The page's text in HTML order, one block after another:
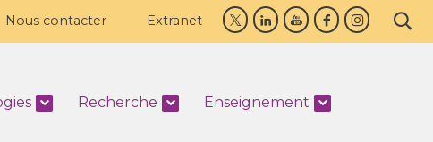
Nous contacter Extranet
Recherche Enseignement